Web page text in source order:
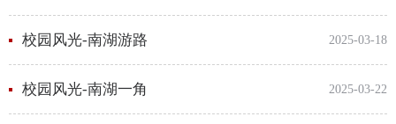
校园风光-南湖游路 2025-03-18
校园风光-南湖一角 2025-03-22